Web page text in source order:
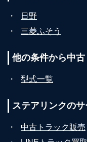
・ 日野
・
三菱ふそう
他の条件から中
・ 型式一覧
ステアリンクのサ
・ 中古トラック販売